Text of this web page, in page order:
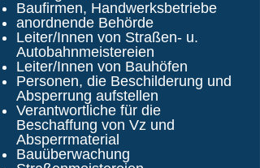
Baufirmen, Handwerksbetriebe
anordnende Behörde
Leiter/Innen von Straßen- u.
Autobahnmeistereien
Leiter/Innen von Bauhöfen
Personen, die Beschilderung und
Absperrung aufstellen
Verantwortliche für die
Beschaffung von Vz und
Absperrmaterial
Bauüberwachung